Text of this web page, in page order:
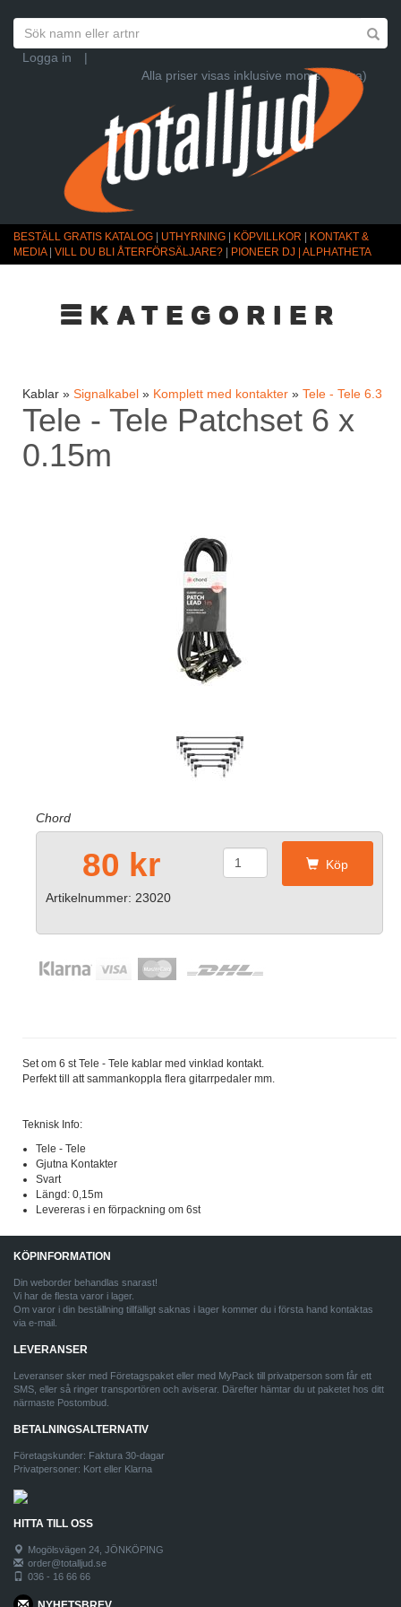
Logga in
|
Alla priser visas inklusive moms (Ändra)
BESTÄLL GRATIS KATALOG UTHYRNING KÖPVILLKOR
KONTAKT &
MEDIA| VILL DU BLI ÅTERFÖRSÄLJARE? PIONEER DJ | ALPHATHETA
☰KATEGORIER
Kablar » Signalkabel » Komplett med kontakter » Tele - Tele 6.3
Tele - Tele Patchset 6 x
0.15m
Chord
80 kr Köp
Artikelnummer: 23020
Set om 6 st Tele - Tele kablar med vinklad kontakt.
Perfekt till att sammankoppla flera gitarrpedaler mm.
Teknisk Info:
Tele - Tele
Gjutna Kontakter
Svart
Längd: 0,15m
Levereras i en förpackning om 6st
KÖPINFORMATION
Din weborder behandlas snarast!
Vi har de flesta varor i lager.
Om varor i din beställning tillfälligt saknas i lager kommer du i första hand kontaktas
via e-mail.
LEVERANSER
Leveranser sker med Företagspaket eller med MyPack till privatperson som får ett
SMS, eller så ringer transportören och aviserar. Därefter hämtar du ut paketet hos ditt
närmaste Postombud.
BETALNINGSALTERNATIV
Företagskunder: Faktura 30-dagar
Privatpersoner: Kort eller Klarna
HITTA TILL OSS
Mogölsvägen 24, JÖNKÖPING
order@totalljud.se
036 - 16 66 66